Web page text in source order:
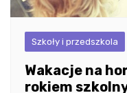
Szkoły i przedszkola
Wakacje na
rokiem